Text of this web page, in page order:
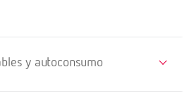
y autoconsumo